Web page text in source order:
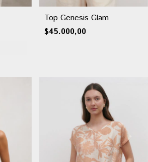
Top Genesis Glam
$45.000,00